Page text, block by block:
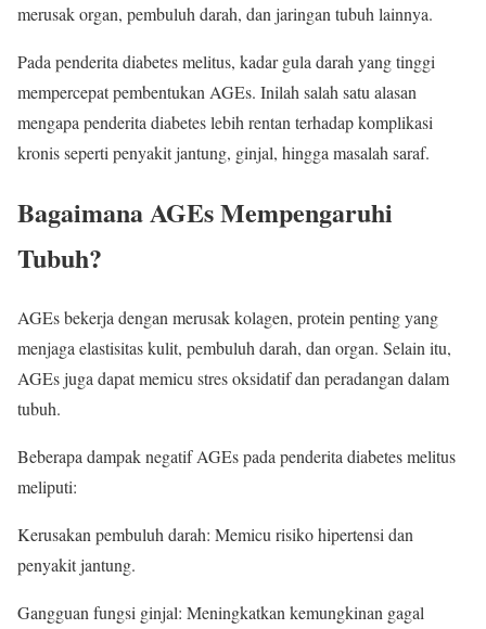
merusak organ, pembuluh darah, dan jaringan tubuh lainnya.
Pada penderita diabetes melitus, kadar gula darah yang tinggi
mempercepat pembentukan AGEs. Inilah salah satu alasan
mengapa penderita diabetes lebih rentan terhadap komplikasi
kronis seperti penyakit jantung, ginjal, hingga masalah saraf.
Bagaimana AGEs Mempengaruhi
Tubuh?
AGEs bekerja dengan merusak kolagen, protein penting yang
menjaga elastisitas kulit, pembuluh darah, dan organ. Selain itu,
AGEs juga dapat memicu stres oksidatif dan peradangan dalam
tubuh.
Beberapa dampak negatif AGEs pada penderita diabetes melitus
meliputi:
Kerusakan pembuluh darah: Memicu risiko hipertensi dan
penyakit jantung.
Gangguan fungsi ginjal: Meningkatkan kemungkinan gagal